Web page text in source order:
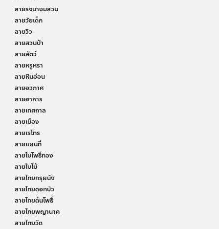
ลายรจนาชมสวน
ลายวัยเด็ก
ลายวิว
ลายสวนป่า
ลายสัตว์
ลายหรูหรา
ลายหินอ่อน
ลายอวกาศ
ลายอาหาร
ลายเทศกาล
ลายเมือง
ลายเรโทร
ลายแผนที่
ลายใบโพธิ์ทอง
ลายใบไม้
ลายไทยกรุผนัง
ลายไทยดอกบัว
ลายไทยต้นโพธิ์
ลายไทยพญานาค
ลายไทยวัด